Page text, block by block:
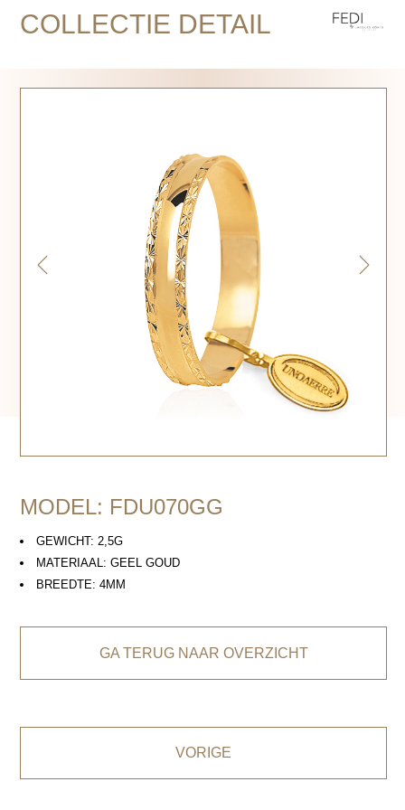
COLLECTIE DETAIL
MODEL: FDU070GG
GEWICHT: 2,5G
MATERIAAL: GEEL GOUD
BREEDTE: 4MM
GA TERUG NAAR OVERZICHT
VORIGE